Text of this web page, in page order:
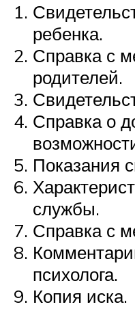
ребенка.
Справка с
родителей.
Справка о
Показания
службы.
Справка с
психолога.
Копия иска.